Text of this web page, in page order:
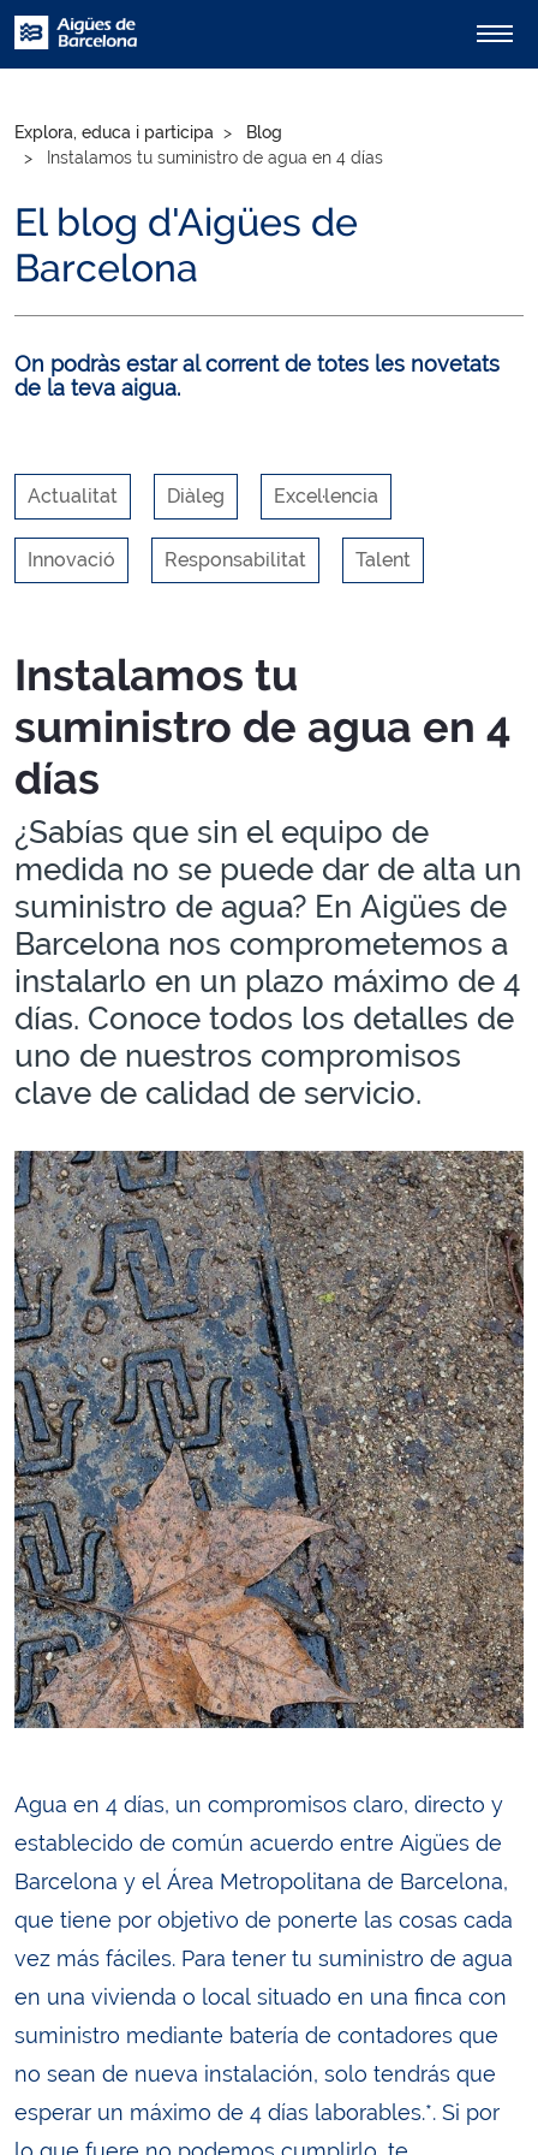
Explora, educa i participa
Blog
Instalamos tu suministro de agua en 4 días
El blog d'Aigües de
Barcelona
On podràs estar al corrent de totes les novetats
de la teva aigua.
Actualitat Diàleg Excel·lencia
Innovació Responsabilitat Talent
Blocs
Instalamos tu
suministro de agua en 4
días
¿Sabías que sin el equipo de
medida no se puede dar de alta un
suministro de agua? En Aigües de
Barcelona nos comprometemos a
instalarlo en un plazo máximo de 4
días. Conoce todos los detalles de
uno de nuestros compromisos
clave de calidad de servicio.
Agua en 4 días, un compromisos claro, directo y
establecido de común acuerdo entre Aigües de
Barcelona y el Área Metropolitana de Barcelona,
que tiene por objetivo de ponerte las cosas cada
vez más fáciles. Para tener tu suministro de agua
en una vivienda o local situado en una finca con
suministro mediante batería de contadores que
no sean de nueva instalación, solo tendrás que
esperar un máximo de 4 días laborables.*. Si por